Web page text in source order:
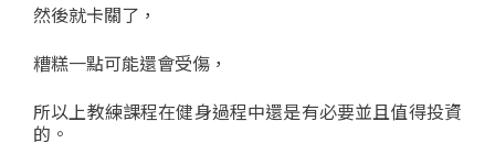
然後就卡關了，
糟糕一點可能還會受傷，
所以上教練課程在健身過程中還是有必要並且值得投資
的。